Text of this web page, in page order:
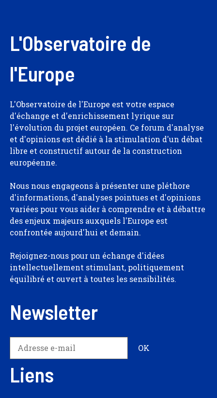
L'Observatoire de
l'Europe
L'Observatoire de l'Europe est votre espace
d'échange et d'enrichissement lyrique sur
l'évolution du projet européen. Ce forum d'analyse
et d'opinions est dédié à la stimulation d'un débat
libre et constructif autour de la construction
européenne.
Nous nous engageons à présenter une pléthore
d'informations, d'analyses pointues et d'opinions
variées pour vous aider à comprendre et à débattre
des enjeux majeurs auxquels l'Europe est
confrontée aujourd'hui et demain.
Rejoignez-nous pour un échange d'idées
intellectuellement stimulant, politiquement
équilibré et ouvert à toutes les sensibilités.
Newsletter
Liens